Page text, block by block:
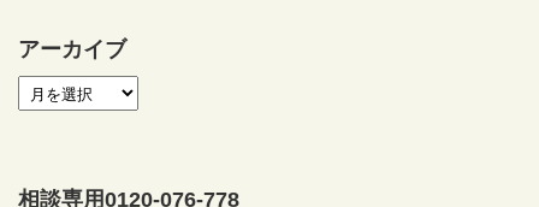
アーカイブ
相談専用0120-076-778